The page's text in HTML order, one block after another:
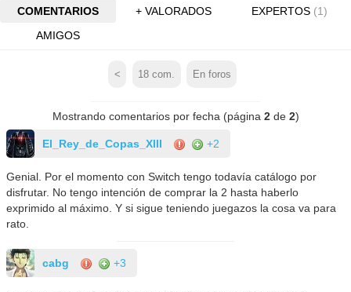
COMENTARIOS + VALORADOS EXPERTOS (1)
AMIGOS
< 18 com. En foros
Mostrando comentarios por fecha (página 2de 2)
El_Rey_de_Copas_XIII +2
Genial. Por el momento con Switch tengo todavía catálogo por
disfrutar. No tengo intención de comprar la 2 hasta haberlo
exprimido al máximo. Y si sigue teniendo juegazos la cosa va para
rato.
cabg +3